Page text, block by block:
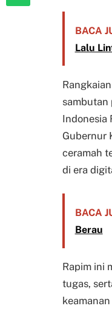
BACA
Lalu
sambutan
Indonesia
Gubernur
ceramah
di era
BACA
Berau
Rapim ini
tugas,